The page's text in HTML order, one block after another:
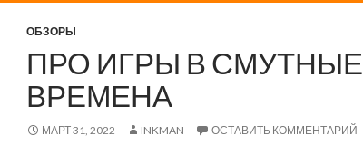
ОБЗОРЫ
ПРО ИГРЫ В СМУТНЫЕ
ВРЕМЕНА
МАРТ 31, 2022 INKMAN ОСТАВИТЬ КОММЕНТАРИЙ